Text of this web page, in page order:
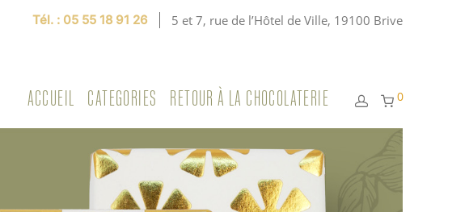
ACCUEIL CATEGORIES RETOUR À LA CHOCOLATERIE 0
Tél. : 05 55 18 91 26 5 et 7, rue de l’Hôtel de Ville, 19100 Brive